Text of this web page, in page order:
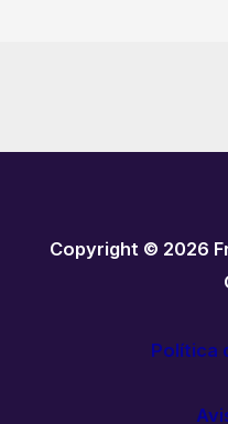
Copyright © 2026
Política